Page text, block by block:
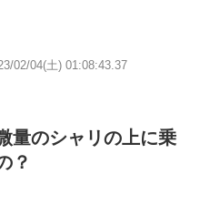
02/04(土) 01:08:43.37
量のシャリの上に乗
？